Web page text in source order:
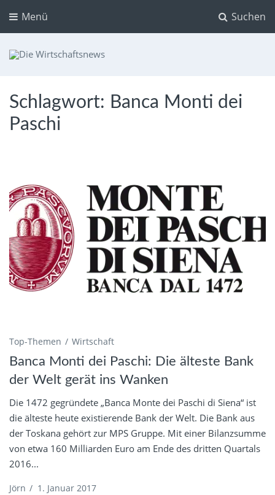
Suchen
Menü
Schlagwort: Banca Monti dei
Paschi
Top-Themen Wirtschaft
Banca Monti dei Paschi: Die älteste Bank
der Welt gerät ins Wanken
Die 1472 gegründete „Banca Monte dei Paschi di Siena“ ist
die älteste heute existierende Bank der Welt. Die Bank aus
der Toskana gehört zur MPS Gruppe. Mit einer Bilanzsumme
von etwa 160 Milliarden Euro am Ende des dritten Quartals
2016...
Jörn / 1. Januar 2017